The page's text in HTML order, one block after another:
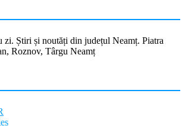
zi. Știri și noutăți din județul Neamț. Piatra
Roznov, Târgu Neamț